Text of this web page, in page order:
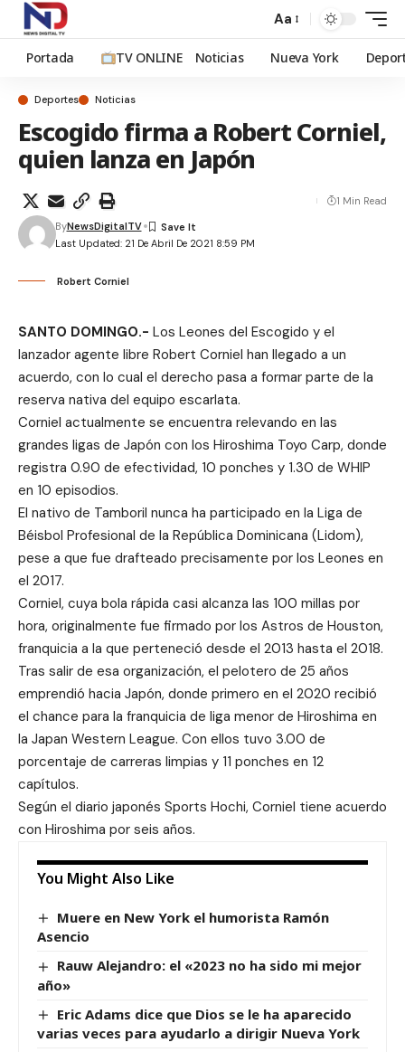
Aa
Portada TV ONLINE Noticias Nueva York
Deportes Noticias
Escogido firma a Robert Corniel,
quien lanza en Japón
Last Updated: 21 De Abril De 2021 8:59 PM
ByNewsDigitalTV
1 Min Read
Robert Corniel
SANTO DOMINGO.- Los Leones del Escogido y el
lanzador agente libre Robert Corniel han llegado a un
acuerdo, con lo cual el derecho pasa a formar parte de la
reserva nativa del equipo escarlata.
Corniel actualmente se encuentra relevando en las
grandes ligas de Japón con los Hiroshima Toyo Carp, donde
registra 0.90 de efectividad, 10 ponches y 1.30 de WHIP
en 10 episodios.
El nativo de Tamboril nunca ha participado en la Liga de
Béisbol Profesional de la República Dominicana (Lidom),
pese a que fue drafteado precisamente por los Leones en
el 2017.
Corniel, cuya bola rápida casi alcanza las 100 millas por
hora, originalmente fue firmado por los Astros de Houston,
franquicia a la que perteneció desde el 2013 hasta el 2018.
Tras salir de esa organización, el pelotero de 25 años
emprendió hacia Japón, donde primero en el 2020 recibió
el chance para la franquicia de liga menor de Hiroshima en
la Japan Western League. Con ellos tuvo 3.00 de
porcentaje de carreras limpias y 11 ponches en 12
capítulos.
Según el diario japonés Sports Hochi, Corniel tiene acuerdo
con Hiroshima por seis años.
You Might Also Like
Muere en New York el humorista Ramón
Asencio
Rauw Alejandro: el «2023 no ha sido mi mejor
año»
Eric Adams dice que Dios se le ha aparecido
varias veces para ayudarlo a dirigir Nueva York